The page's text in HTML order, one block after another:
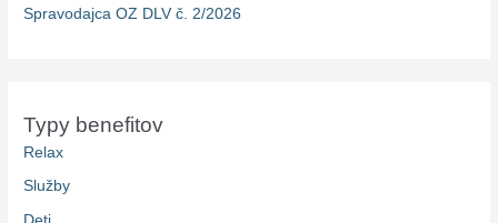
Spravodajca OZ DLV č. 2/2026
Typy benefitov
Relax
Služby